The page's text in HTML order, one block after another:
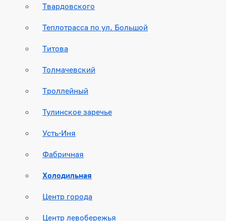
Твардовского
Теплотрасса по ул. Большой
Титова
Толмачевский
Троллейный
Тулинское заречье
Усть-Иня
Фабричная
Холодильная
Центр города
Центр левобережья